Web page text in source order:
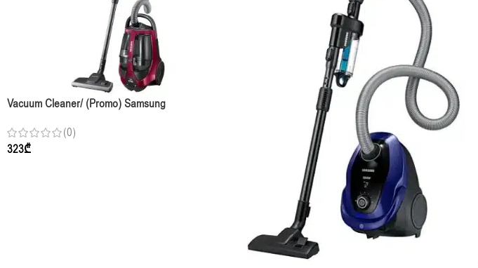
Vacuum Cleaner/ (Promo) Samsung
(0)
323₾